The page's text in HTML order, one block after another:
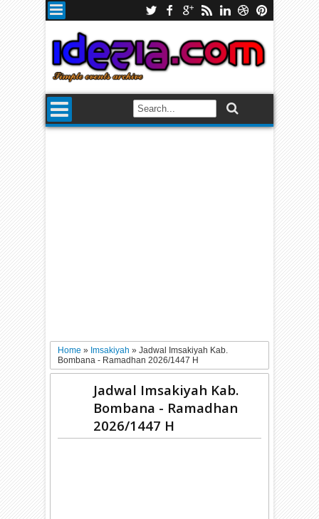
Home» Imsakiyah»Jadwal Imsakiyah Kab.
Bombana - Ramadhan 2026/1447 H
Jadwal Imsakiyah Kab.
Bombana - Ramadhan
2026/1447 H